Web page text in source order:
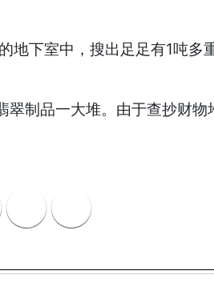
下室中，搜出足足有1吨多
品一大堆。由于查抄财物